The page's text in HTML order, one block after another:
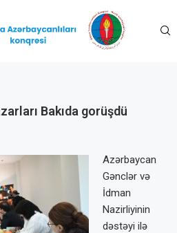
Bakıda gorüşdü
Azərbaycan
Gənclər və
İdman
Nazirliyinin
dəstəyi ilə